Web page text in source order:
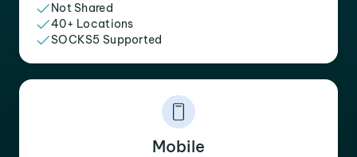
Not Shared
40+ Locations
SOCKS5 Supported
Mobile